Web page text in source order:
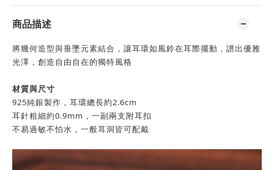
商品描述
將幾何造型與垂墜元素結合，讓耳環如風鈴在耳際擺動，譜出優雅
光澤，創造自由自在的獨特風格
材質與尺寸
925純銀製作，耳環總長約2.6cm
耳針粗細約0.9mm，一副兩支附耳扣
不易過敏不怕水，一般耳洞皆可配戴